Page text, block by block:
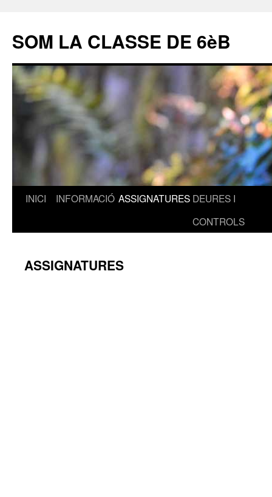
SOM LA CLASSE DE 6èB
Vés
INICI INFORMACIÓ ASSIGNATURES DEURES I
CONTROLS
ASSIGNATURES